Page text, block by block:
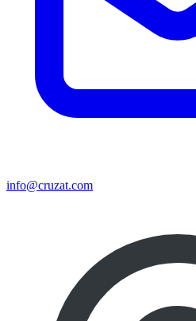
info@cruzat.com